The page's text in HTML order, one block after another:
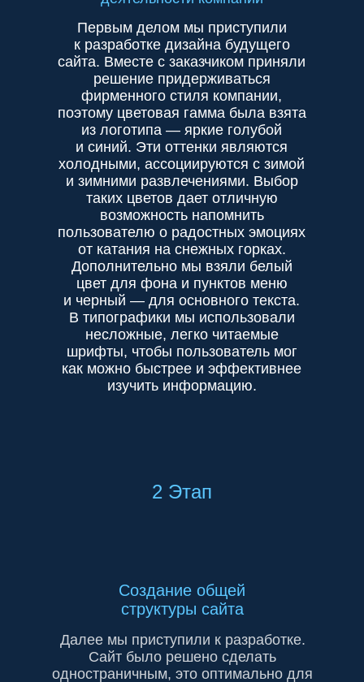
Первым делом мы приступили
к разработке дизайна будущего
сайта. Вместе с заказчиком приняли
решение придерживаться
фирменного стиля компании,
поэтому цветовая гамма была взята
из логотипа — яркие голубой
и синий. Эти оттенки являются
холодными, ассоциируются с зимой
и зимними развлечениями. Выбор
таких цветов дает отличную
возможность напомнить
пользователю о радостных эмоциях
от катания на снежных горках.
Дополнительно мы взяли белый
цвет для фона и пунктов меню
и черный — для основного текста.
В типографики мы использовали
несложные, легко читаемые
шрифты, чтобы пользователь мог
как можно быстрее и эффективнее
изучить информацию.
Далее мы приступили к разработке.
Сайт было решено сделать
одностраничным, это оптимально для
Создание общей
структуры сайта
2 Этап